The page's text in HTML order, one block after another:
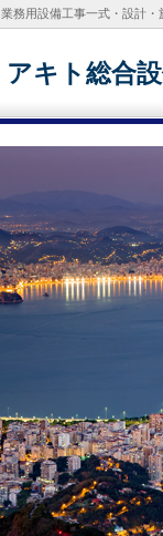
業務用設備工事一式・設計・
アキト総合